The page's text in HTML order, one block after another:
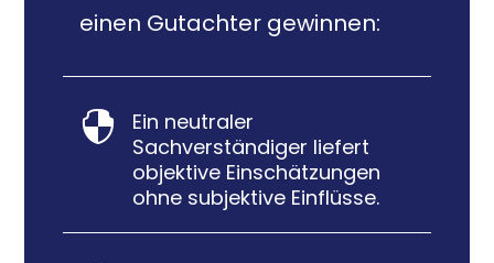
einen Gutachter gewinnen:

Ein neutraler
Sachverständiger liefert
objektive Einschätzungen
ohne subjektive Einflüsse.